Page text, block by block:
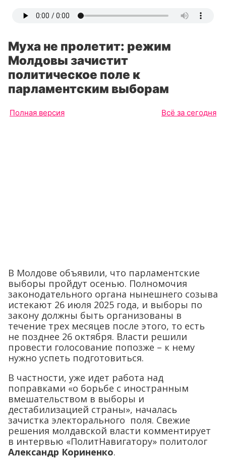
Муха не пролетит: режим
Молдовы зачистит
политическое поле к
парламентским выборам
Полная версия Всё за сегодня
В Молдове объявили, что парламентские
выборы пройдут осенью. Полномочия
законодательного органа нынешнего созыва
истекают 26 июля 2025 года, и выборы по
закону должны быть организованы в
течение трех месяцев после этого, то есть
не позднее 26 октября. Власти решили
провести голосование попозже – к нему
нужно успеть подготовиться.
В частности, уже идет работа над
поправками «о борьбе с иностранным
вмешательством в выборы и
дестабилизацией страны», началась
зачистка электорального поля. Свежие
решения молдавской власти комментирует
в интервью «ПолитНавигатору» политолог
Александр Кориненко.